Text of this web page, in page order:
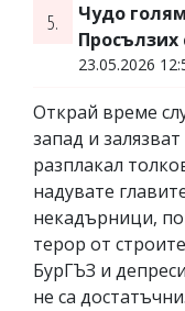
5.
Чудо
Просълзих
23.05.2026
Открай време
запад и
разплакал
надувате
некадърници,
терор от
БурГЪЗ и
не са